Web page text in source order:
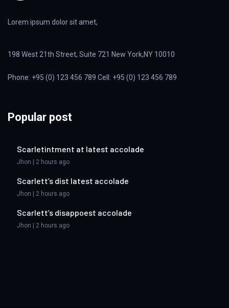
Lorem ipsum dolor sit amet,
198 West 21th Street, Suite 721 New York,NY 10010
Phone: +95 (0) 123 456 789 Cell: +95 (0) 123 456 789
Popular post
Scarletintment at latest accolade
Jhon | 2 hours ago
Scarlett’s dist latest accolade
Jhon | 2 hours ago
Scarlett’s disappoest accolade
Jhon | 2 hours ago